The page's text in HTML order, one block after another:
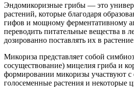
Эндомикоризные грибы — это
растений, которые благодаря
гифов и мощному ферментативному
переводить питательные вещества в
дозированно поставлять их в
Микориза представляет собой
сосуществование) мицелия гриба и
формировании микоризы участвуют с
голосеменные растения и некоторые